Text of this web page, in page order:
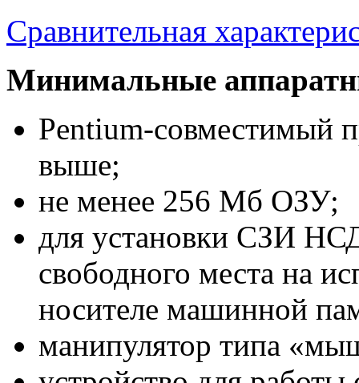
Сравнительная
Минимальные
Pentium-совместимый
выше;
не менее 256 Мб ОЗУ;
для установки СЗИ
свободного места на
носителе машинной
манипулятор типа